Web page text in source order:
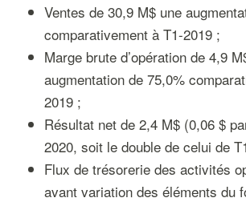
Ventes de 30,9 M$ une
comparativement à T1-2019 ;
Marge brute d’opération de 4,9
augmentation de 75,0%
2019 ;
Résultat net de 2,4 M$ (0,06 $
2020, soit le double de celui de
Flux de trésorerie des activités
avant variation des éléments du